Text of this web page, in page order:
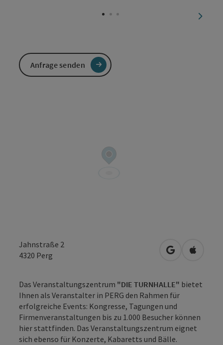
Jahnstraße 2
4320 Perg in Google
in
Das Veranstaltungszentrum "DIE TURNHALLE" bietet
Ihnen als Veranstalter in PERG den Rahmen für
erfolgreiche Events: Kongresse, Tagungen und
Firmenveranstaltungen bis zu 1.000 Besucher können
hier stattfinden. Das Veranstaltungszentrum eignet
sich ebenso für Konzerte, Kabaretts und Bälle.
Anfrage senden